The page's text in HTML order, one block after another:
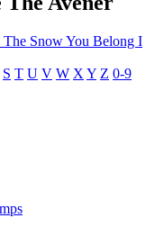
The SnowYou Belong I
S T U V W X Y Z 0-9